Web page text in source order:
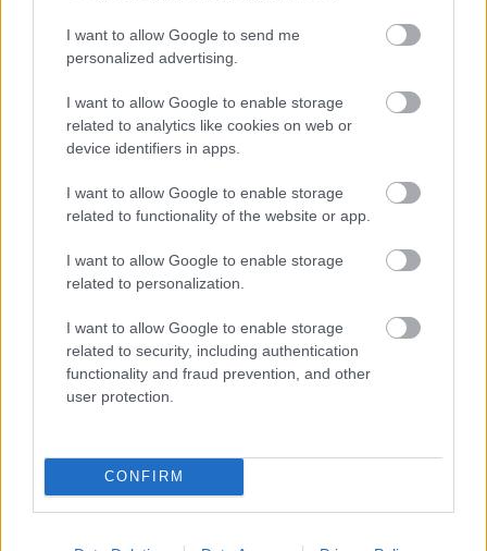
I want to allow Google to send me
personalized advertising.
I want to allow Google to enable storage
related to analytics like cookies on web or
device identifiers in apps.
I want to allow Google to enable storage
related to functionality of the website or app.
I want to allow Google to enable storage
related to personalization.
I want to allow Google to enable storage
related to security, including authentication
functionality and fraud prevention, and other
user protection.
CONFIRM
túl rózsás, és valljuk be, ezek után nehéz elképzelni,
hogy bármi érdemi közös turné vagy stúdiómunka
Címkék:janes addiction
Ajánlott bejegyzések: